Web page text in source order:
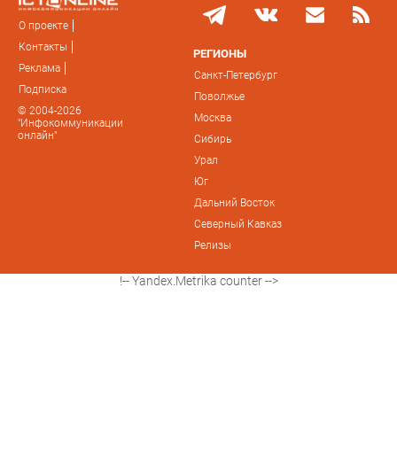
О проекте
Контакты
Реклама
Подписка
© 2004-2026
"Инфокоммуникации
онлайн"
РЕГИОНЫ
Санкт-Петербург
Поволжье
Москва
Сибирь
Урал
Юг
Дальний Восток
Северный Кавказ
Релизы
!-- Yandex.Metrika counter -->